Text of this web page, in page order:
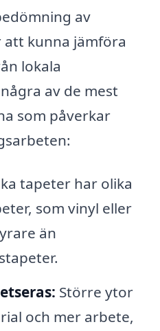
av
kunna jämföra
lokala
av de mest
som påverkar
tapeter har olika
som vinyl eller
än
Större ytor
och mer arbete,